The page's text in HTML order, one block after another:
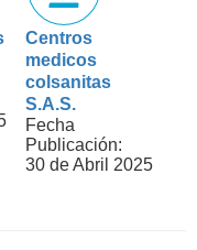
Centros
medicos
colsanitas
S.A.S.
Fecha
Publicación:
30 de Abril 2025